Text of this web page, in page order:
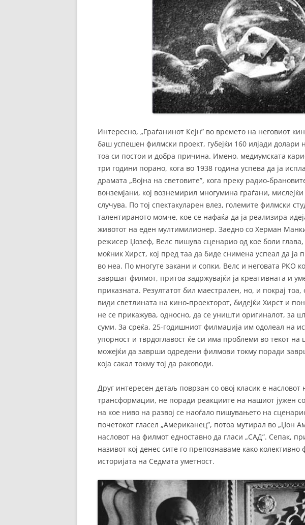
Интересно, „Граѓанинот Кејн” во времето на неговиот
баш успешен филмски проект, губејќи 160 илјади долари
тоа си постои и добра причина. Имено, медиумската
три години порано, кога во 1938 година успева да ја
драмата „Војна на световите”, кога преку радио-
вонземјани, кој вознемирил многумина граѓани,
случува. По тој спектакуларен влез, големите филмски
талентираното момче, кое се нафаќа да ја реализира
животот на еден мултимилионер. Заедно со Херман
режисер Џозеф, Велс пишува сценарио од кое боли
моќник Хирст, кој пред таа да биде снимена успеал да ја
во неа. По многуте закани и сопки, Велс и неговата РКО
завршат филмот, притоа задржувајќи ја креативната и
приказната. Резултатот бил маестрален, но, и покрај
види светлината на кино-проекторот, бидејќи Хирст и
не се прикажува, односно, да се уништи оригиналот, за
суми. За среќа, 25-годишниот филмаџија им одолеал на
упорност и тврдоглавост ќе си има проблеми во текот на
можејќи да заврши одредени филмови токму поради
која сакал токму тој да раководи.
Друг интересен детаљ поврзан со овој класик е
трансформации, не поради реакциите на нашиот јужен
на кое ниво на развој се наоѓало пишувањето на
почетокот гласел „Американец”, потоа мутирал во „Џон
насловот на филмот едноставно да гласи „САД”. Сепак,
називот кој денес сите го препознаваме како колективно
историјата на Седмата уметност.